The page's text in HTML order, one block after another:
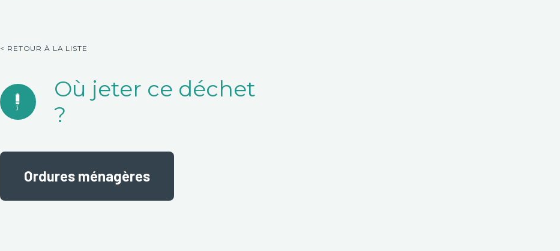
< RETOUR À LA LISTE
Où jeter ce déchet
?
Ordures ménagères